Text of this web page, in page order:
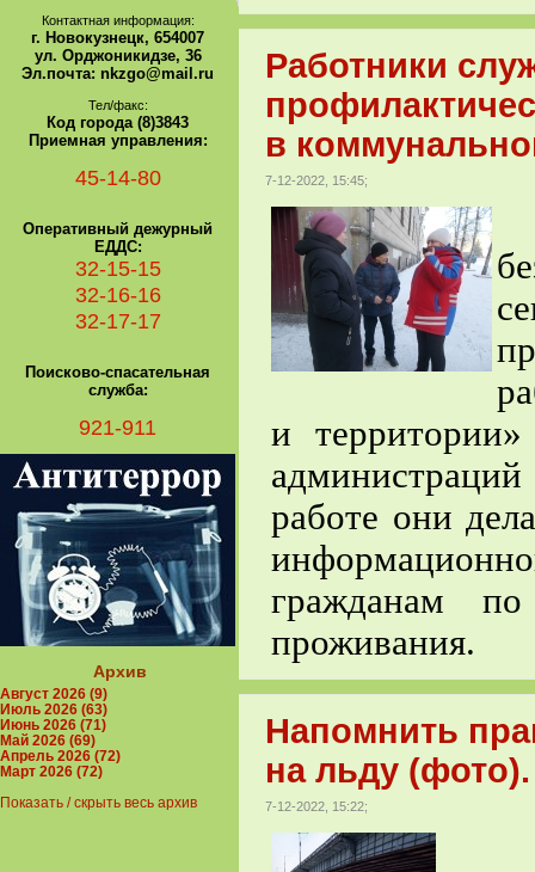
Работники
в
7-12-2022, 15:45;
и
работе они
гражданам
проживания.
Напомнить
на льду (фото).
7-12-2022, 15:22;
Контактная информация:
г. Новокузнецк, 654007
ул. Орджоникидзе, 36
Эл.почта: nkzgo@mail.ru
Тел/факс:
Код города (8)3843
Приемная управления:
45-14-80
Оперативный дежурный
ЕДДС:
32-15-15
32-16-16
32-17-17
Поисково-спасательная
служба:
921-911
Архив
Август 2026 (9)
Июль 2026 (63)
Июнь 2026 (71)
Май 2026 (69)
Апрель 2026 (72)
Март 2026 (72)
Показать / скрыть весь архив